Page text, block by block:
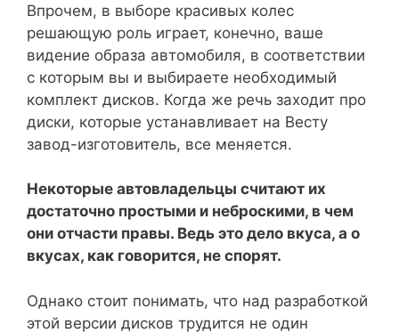
Впрочем, в выборе красивых колес
решающую роль играет, конечно, ваше
видение образа автомобиля, в соответствии
с которым вы и выбираете необходимый
комплект дисков. Когда же речь заходит про
диски, которые устанавливает на Весту
завод-изготовитель, все меняется.
Некоторые автовладельцы считают их
достаточно простыми и неброскими, в чем
они отчасти правы. Ведь это дело вкуса, а о
вкусах, как говорится, не спорят.
Однако стоит понимать, что над разработкой
этой версии дисков трудится не один